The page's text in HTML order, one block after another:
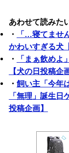
あわせて読みた
・
「…寝てませ
かわいすぎる犬
・
「まぁ飲め
【犬の日投稿企
・ 飼い主「今年
「無理」誕生
投稿企画】